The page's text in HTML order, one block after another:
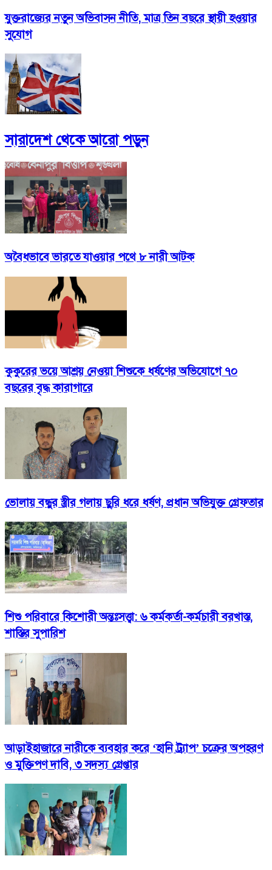
যুক্তরাজ্যের নতুন অভিবাসন নীতি, মাত্র তিন বছরে স্থায়ী হওয়ার
সুযোগ
সারাদেশথেকে আরো পড়ুন
অবৈধভাবে ভারতে যাওয়ার পথে ৮ নারী আটক
কুকুরের ভয়ে আশ্রয় নেওয়া শিশুকে ধর্ষণের অভিযোগে ৭০
বছরের বৃদ্ধ কারাগারে
ভোলায় বন্ধুর স্ত্রীর গলায় ছুরি ধরে ধর্ষণ, প্রধান অভিযুক্ত গ্রেফতার
শিশু পরিবারে কিশোরী অন্তঃসত্ত্বা: ৬ কর্মকর্তা-কর্মচারী বরখাস্ত,
শাস্তির সুপারিশ
আড়াইহাজারে নারীকে ব্যবহার করে ‘হানি ট্র্যাপ’ চক্রের অপহরণ
ও মুক্তিপণ দাবি, ৩ সদস্য গ্রেপ্তার